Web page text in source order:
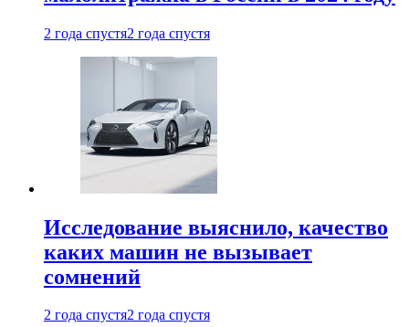
2 года спустя2 года спустя
Исследование выяснило, качество
каких машин не вызывает
сомнений
2 года спустя2 года спустя